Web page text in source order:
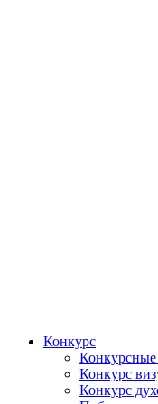
Конкурс
Конкурс
Конкурс